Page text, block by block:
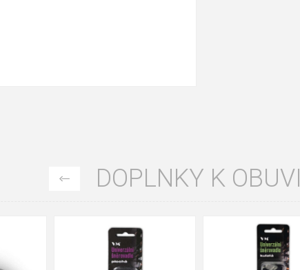
DOPLNKY K OBUVI
37 39
47